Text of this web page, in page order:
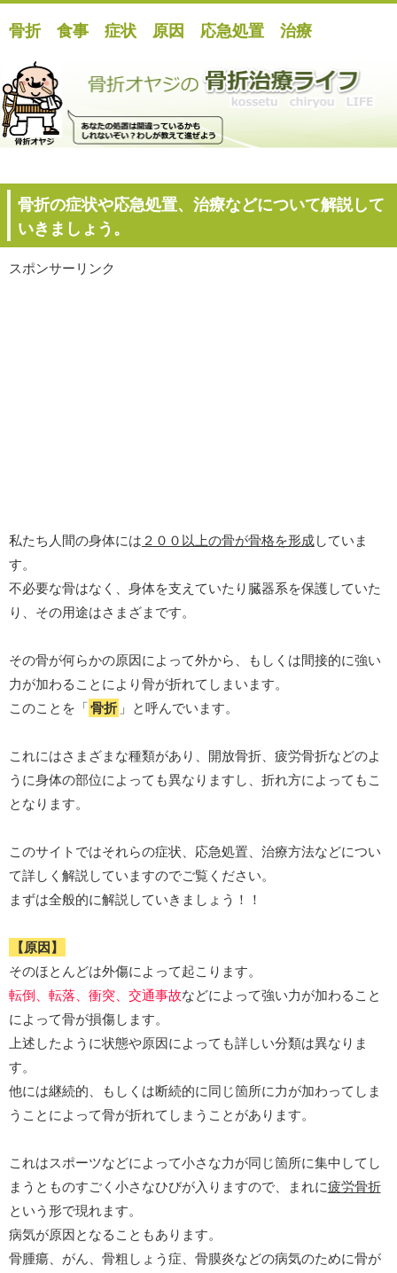
骨折 食事 症状 原因 応急処置 治療
骨折の症状や応急処置、治療などについて解説して
いきましょう。
スポンサーリンク
私たち人間の身体には ２００以上の骨が骨格を形成していま
す。
不必要な骨はなく、身体を支えていたり臓器系を保護していた
り、その用途はさまざまです。
その骨が何らかの原因によって外から、もしくは間接的に強い
力が加わることにより骨が折れてしまいます。
このことを「骨折 」と呼んでいます。
これにはさまざまな種類があり、開放骨折、疲労骨折などのよ
うに身体の部位によっても異なりますし、折れ方によってもこ
となります。
このサイトではそれらの症状、応急処置、治療方法などについ
て詳しく解説していますのでご覧ください。
まずは全般的に解説していきましょう！！
【原因】
そのほとんどは外傷によって起こります。
転倒、転落、衝突、交通事故などによって強い力が加わること
によって骨が損傷します。
上述したように状態や原因によっても詳しい分類は異なりま
す。
他には継続的、もしくは断続的に同じ箇所に力が加わってしま
うことによって骨が折れてしまうことがあります。
これはスポーツなどによって小さな力が同じ箇所に集中してし
まうとものすごく小さなひびが入りますので、まれに疲労骨折
という形で現れます。
病気が原因となることもあります。
骨腫瘍、がん、骨粗しょう症、骨膜炎などの病気のために骨が